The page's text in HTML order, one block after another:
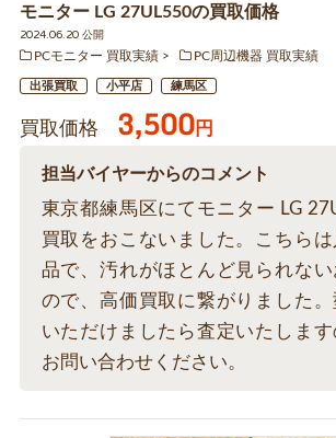
モニター LG 27UL550の買取価格
2024.06.20 公開
PCモニター 買取実績
PC周辺機器 買取実績
出張買取 小平店 練馬区
買取価格 3,500円
担当バイヤーからのコメント
東京都練馬区にてモニター LG
買取をおこないました。こちら
品で、汚れがほとんど見られな
ので、高価買取に繋がりました
いただけましたら査定いたしま
お問い合わせください。